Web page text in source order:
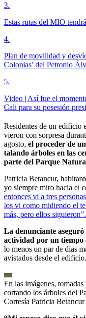
3.
Estas rutas del MIO
4.
Plan de movilidad y
Colonias’ del Petronio
5.
Video | Así fue el
Cali para su posesión
Residentes de un edificio
vieron con sorpresa
agosto, el proceder de
talando árboles en las
parte del Parque
Patricia Betancur,
yo siempre miro hacia el
entonces vi a tres
los vi como midiendo el
más, pero ellos siguieron”.
La denunciante aseguró
actividad por un tiempo
lo menos un par de días
avistados desde el edificio.
En las imágenes,
cortando los árboles del
Cortesía Patricia Betancur